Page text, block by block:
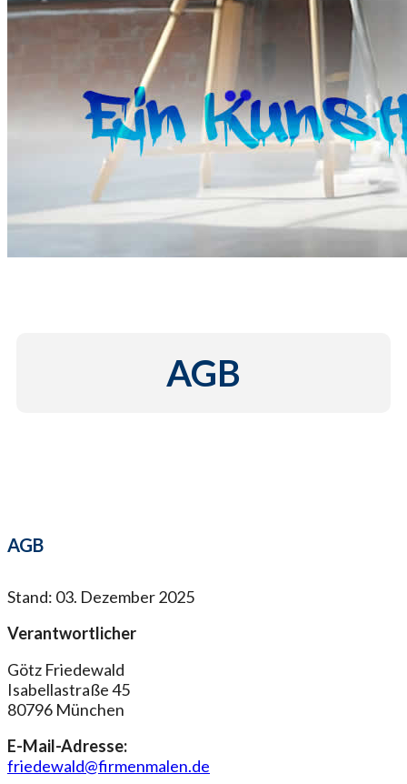
AGB
AGB
Stand: 03. Dezember 2025
Verantwortlicher
Götz Friedewald
Isabellastraße 45
80796 München
E-Mail-Adresse:
friedewald@firmenmalen.de